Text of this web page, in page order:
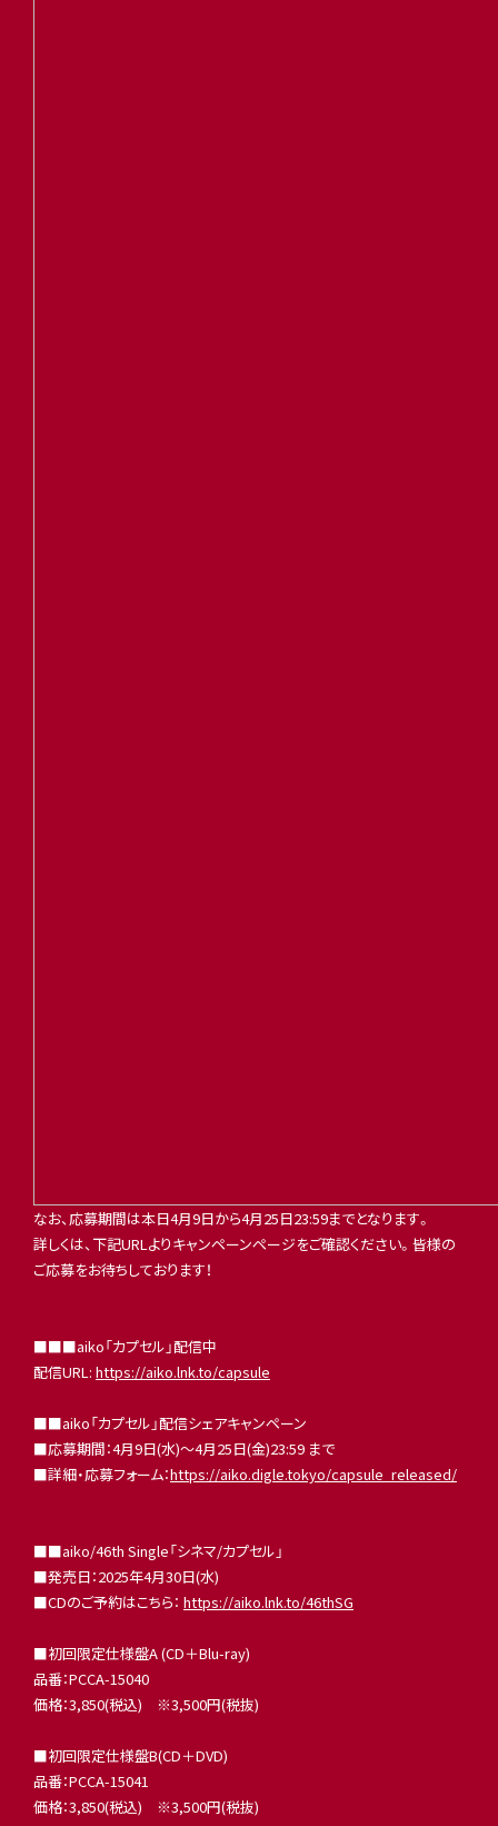
なお、応募期間は本日4月9日から4月25日23:59までとなります。
詳しくは、下記URLよりキャンペーンページをご確認ください。皆様の
ご応募をお待ちしております！
■■■aiko「カプセル」配信中
配信URL: https://aiko.lnk.to/capsule
■■aiko「カプセル」配信シェアキャンペーン
■応募期間：4月9日(水)〜4月25日(金)23:59 まで
■詳細・応募フォーム：https://aiko.digle.tokyo/capsule_released/
■■aiko/46th Single「シネマ/カプセル」
■発売日：2025年4月30日(水)
■CDのご予約はこちら： https://aiko.lnk.to/46thSG
■初回限定仕様盤A (CD＋Blu-ray)
品番：PCCA-15040
価格：3,850(税込) ※3,500円(税抜)
■初回限定仕様盤B(CD＋DVD)
品番：PCCA-15041
価格：3,850(税込) ※3,500円(税抜)